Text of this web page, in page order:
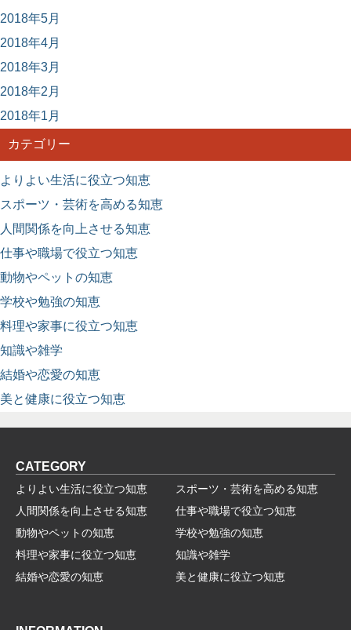
2018年5月
2018年4月
2018年3月
2018年2月
2018年1月
カテゴリー
よりよい生活に役立つ知恵
スポーツ・芸術を高める知恵
人間関係を向上させる知恵
仕事や職場で役立つ知恵
動物やペットの知恵
学校や勉強の知恵
料理や家事に役立つ知恵
知識や雑学
結婚や恋愛の知恵
美と健康に役立つ知恵
CATEGORY
よりよい生活に役立つ知恵
スポーツ・芸術を高める知恵
人間関係を向上させる知恵
仕事や職場で役立つ知恵
動物やペットの知恵
学校や勉強の知恵
料理や家事に役立つ知恵
知識や雑学
結婚や恋愛の知恵
美と健康に役立つ知恵